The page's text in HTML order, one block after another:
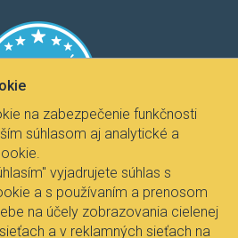
na zabezpečenie funkčnosti
súhlasom aj analytické a
vyjadrujete súhlas s
a s používaním a prenosom
na účely zobrazovania cielenej
a v reklamných sieťach na